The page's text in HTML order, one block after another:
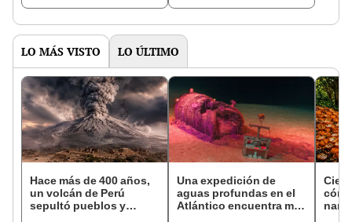
LO MÁS VISTO LO ÚLTIMO
Hace más de 400 años,
un volcán de Perú
sepultó pueblos y
Una expedición de
aguas profundas en el
Atlántico encuentra más